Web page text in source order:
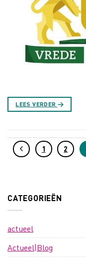
LEES VERDER →
1 2
CATEGORIEËN
actueel
Actueel|Blog